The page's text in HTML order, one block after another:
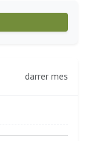
darrer mes